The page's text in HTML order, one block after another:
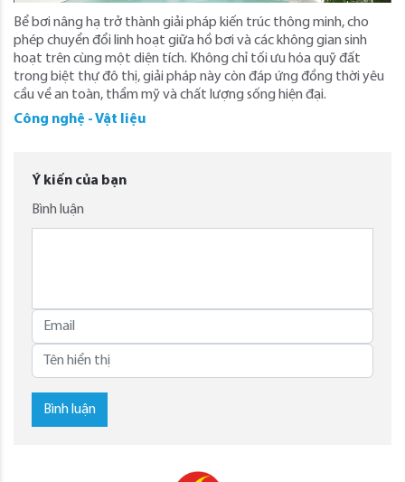
Bể bơi nâng hạ trở thành giải pháp kiến trúc thông minh, cho
phép chuyển đổi linh hoạt giữa hồ bơi và các không gian sinh
hoạt trên cùng một diện tích. Không chỉ tối ưu hóa quỹ đất
trong biệt thự đô thị, giải pháp này còn đáp ứng đồng thời yêu
cầu về an toàn, thẩm mỹ và chất lượng sống hiện đại.
Công nghệ - Vật liệu
Ý kiến của bạn
Bình luận
Bình luận